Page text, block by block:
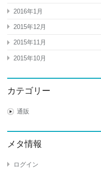
2016年1月
2015年12月
2015年11月
2015年10月
カテゴリー
通販
メタ情報
ログイン